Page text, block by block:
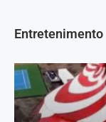
Entretenimento